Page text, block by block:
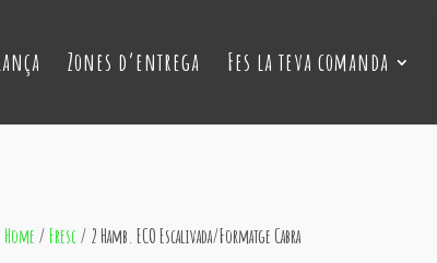
Zones d’entrega Fes la teva comanda
Home /Fresc/ 2 Hamb. ECO Escalivada/Formatge Cabra